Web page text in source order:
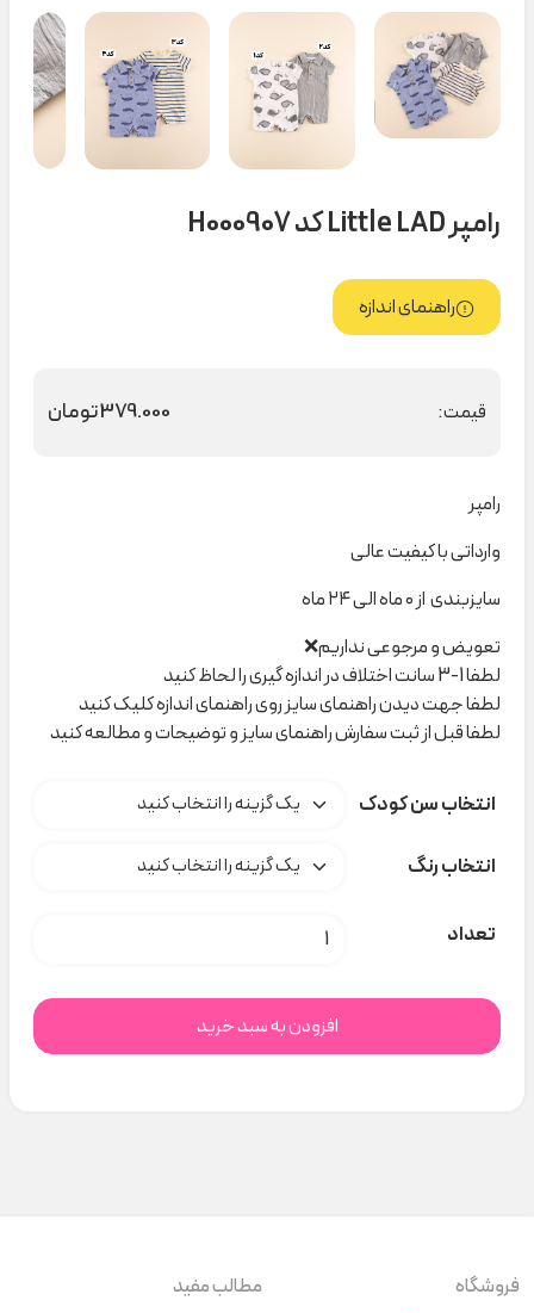
رامپر Little LAD کد H000907
راهنمای اندازه
قیمت: 379.000تومان
رامپر
وارداتی با کیفیت عالی
سایزبندی از ۰ ماه الی ۲۴ ماه
تعویض و مرجوعی نداریم❌
لطفا 1-3 سانت اختلاف در اندازه گیری را لحاظ کنید
لطفا جهت دیدن راهنمای سایز روی راهنمای اندازه کلیک کنید
لطفا قبل از ثبت سفارش راهنمای سایز و توضیحات و مطالعه کنید
انتخاب سن کودک
انتخاب رنگ
تعداد رامپر Little LAD کد H000907 عدد
افزودن به سبد خرید
فروشگاه
مطالب مفید